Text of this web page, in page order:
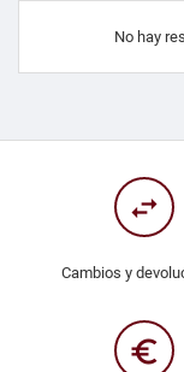
No hay
swap_horiz
Cambios y
euro_symbol